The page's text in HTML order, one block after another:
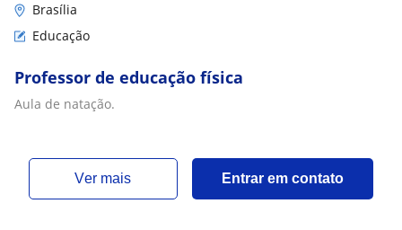
Brasília
Educação
Professor de educação física
Aula de natação.
ver mais Entrar em contato